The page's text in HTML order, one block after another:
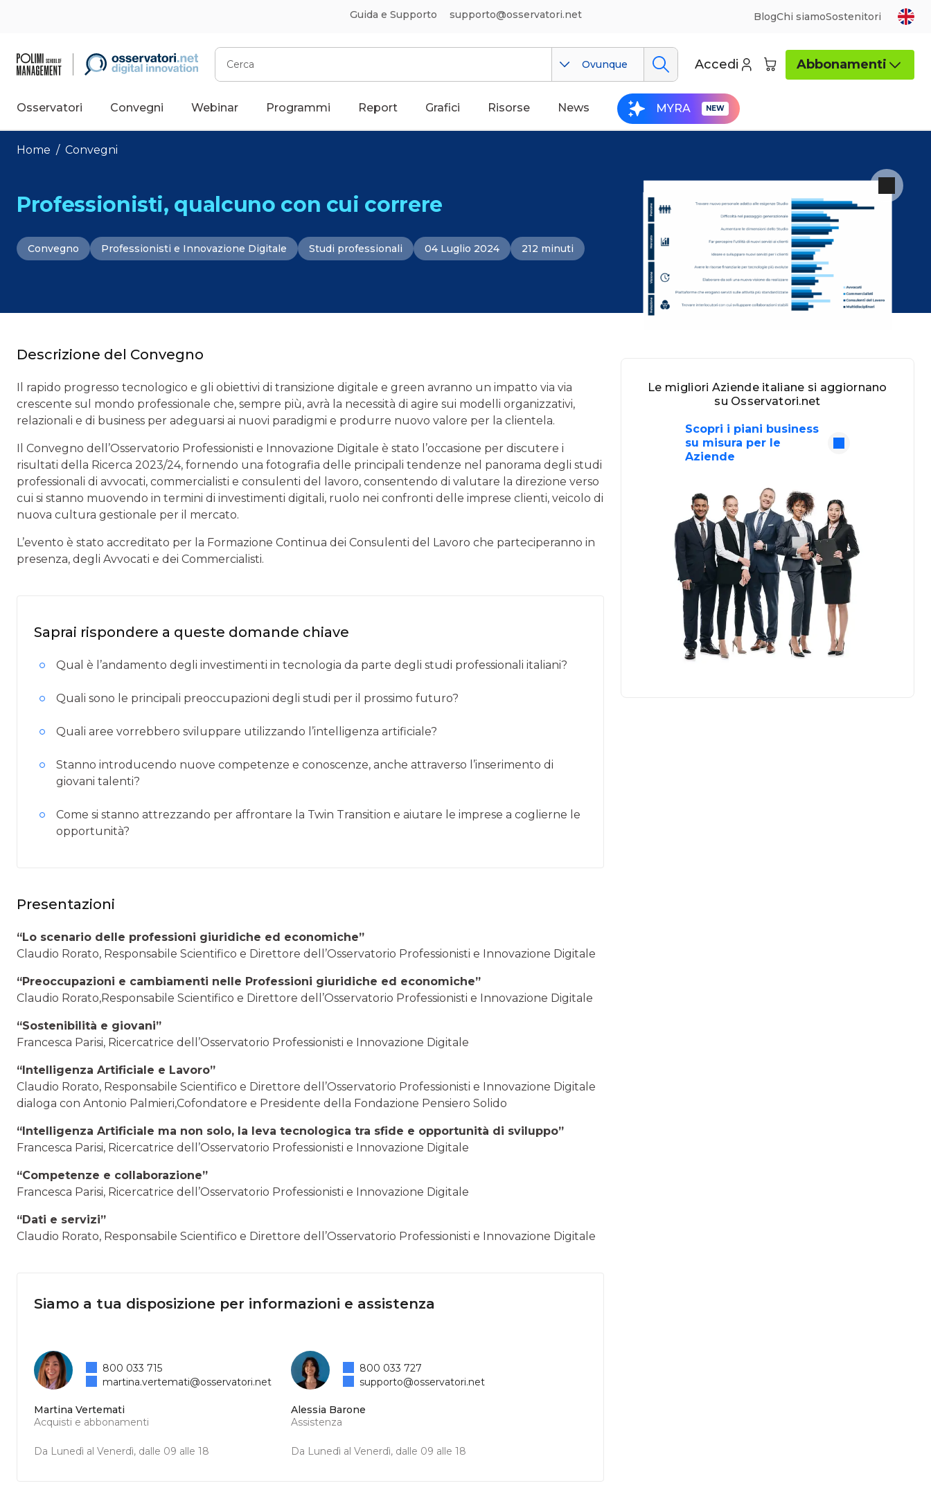
Guida e Supporto supporto@osservatori.net BlogChi siamoSostenitori
Cerca
Ovunque Accedi Abbonamenti
Osservatori Convegni Webinar Programmi Report Grafici Risorse News MYRA
Home / Convegni
Professionisti, qualcuno con cui correre
Convegno Professionisti e Innovazione Digitale Studi professionali 04 Luglio 2024 212 minuti
Descrizione del Convegno
Il rapido progresso tecnologico e gli obiettivi di transizione digitale e green avranno un impatto via via
crescente sul mondo professionale che, sempre più, avrà la necessità di agire sui modelli organizzativi,
relazionali e di business per adeguarsi ai nuovi paradigmi e produrre nuovo valore per la clientela.
Il Convegno dell’Osservatorio Professionisti e Innovazione Digitale è stato l’occasione per discutere i
risultati della Ricerca 2023/24, fornendo una fotografia delle principali tendenze nel panorama degli studi
professionali di avvocati, commercialisti e consulenti del lavoro, consentendo di valutare la direzione verso
cui si stanno muovendo in termini di investimenti digitali, ruolo nei confronti delle imprese clienti, veicolo di
nuova cultura gestionale per il mercato.
L’evento è stato accreditato per la Formazione Continua dei Consulenti del Lavoro che parteciperanno in
presenza, degli Avvocati e dei Commercialisti.
Saprai rispondere a queste domande chiave
Qual è l’andamento degli investimenti in tecnologia da parte degli studi professionali italiani?
Quali sono le principali preoccupazioni degli studi per il prossimo futuro?
Quali aree vorrebbero sviluppare utilizzando l’intelligenza artificiale?
Stanno introducendo nuove competenze e conoscenze, anche attraverso l’inserimento di
giovani talenti?
Come si stanno attrezzando per affrontare la Twin Transition e aiutare le imprese a coglierne le
opportunità?
Presentazioni
“Lo scenario delle professioni giuridiche ed economiche”
Claudio Rorato, Responsabile Scientifico e Direttore dell’Osservatorio Professionisti e Innovazione Digitale
“Preoccupazioni e cambiamenti nelle Professioni giuridiche ed economiche”
Claudio Rorato,Responsabile Scientifico e Direttore dell’Osservatorio Professionisti e Innovazione Digitale
“Sostenibilità e giovani”
Francesca Parisi, Ricercatrice dell’Osservatorio Professionisti e Innovazione Digitale
“Intelligenza Artificiale e Lavoro”
Claudio Rorato, Responsabile Scientifico e Direttore dell’Osservatorio Professionisti e Innovazione Digitale
dialoga con Antonio Palmieri,Cofondatore e Presidente della Fondazione Pensiero Solido
“Intelligenza Artificiale ma non solo, la leva tecnologica tra sfide e opportunità di sviluppo”
Francesca Parisi, Ricercatrice dell’Osservatorio Professionisti e Innovazione Digitale
“Competenze e collaborazione”
Francesca Parisi, Ricercatrice dell’Osservatorio Professionisti e Innovazione Digitale
“Dati e servizi”
Claudio Rorato, Responsabile Scientifico e Direttore dell’Osservatorio Professionisti e Innovazione Digitale
Siamo a tua disposizione per informazioni e assistenza
Martina Vertemati
Acquisti e abbonamenti
Da Lunedì al Venerdì, dalle 09 alle 18
800 033 715
martina.vertemati@osservatori.net
Alessia Barone
Assistenza
Da Lunedì al Venerdì, dalle 09 alle 18
800 033 727
supporto@osservatori.net
Le migliori Aziende italiane si aggiornano
su Osservatori.net
Scopri i piani business
su misura per le
Aziende